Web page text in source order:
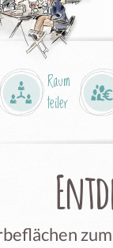
Raum
teiler